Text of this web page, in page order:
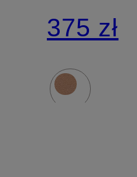
FITS
2 szt.
375 zł